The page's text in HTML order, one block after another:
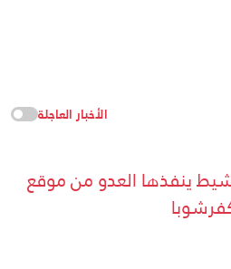
الأخبار العاجلة
ينفذها العدو من موقع